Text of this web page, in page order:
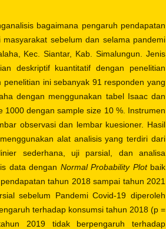
bagaimana pengaruh pendapatan
sebelum dan selama pandemi
Kec. Siantar, Kab. Simalungun. Jenis
deskriptif kuantitatif dengan penelitian
ini sebanyak 91 responden yang
dengan menggunakan tabel Isaac dan
1000 dengan sample size 10 %. Instrumen
observasi dan lembar kuesioner. Hasil
alat analisis yang terdiri dari
sederhana, uji parsial, dan analisa
data dengan Normal Probability Plotbaik
tahun 2018 sampai tahun 2021
sebelum Pandemi Covid-19 diperoleh
terhadap konsumsi tahun 2018 (p =
2019 tidak berpengaruh terhadap